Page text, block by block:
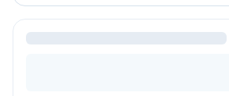
Ceai
Bacanie